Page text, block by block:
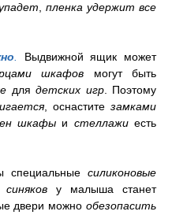
, пленка удержит все
.
Выдвижной ящик может
шкафов могут быть
для детских игр. Поэтому
, оснастите замками
шкафы и стеллажиесть
специальныесиликоновые
синякову малыша станет
двери можнообезопасить